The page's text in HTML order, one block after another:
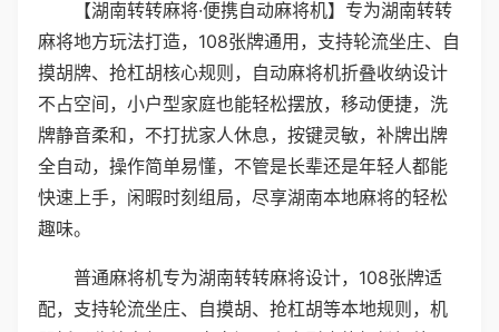
【湖南转转麻将·便携自动麻将机】专为湖南转转
麻将地方玩法打造，108张牌通用，支持轮流坐庄、自
摸胡牌、抢杠胡核心规则，自动麻将机折叠收纳设计
不占空间，小户型家庭也能轻松摆放，移动便捷，洗
牌静音柔和，不打扰家人休息，按键灵敏，补牌出牌
全自动，操作简单易懂，不管是长辈还是年轻人都能
快速上手，闲暇时刻组局，尽享湖南本地麻将的轻松
趣味。
普通麻将机专为湖南转转麻将设计，108张牌适
配，支持轮流坐庄、自摸胡、抢杠胡等本地规则，机